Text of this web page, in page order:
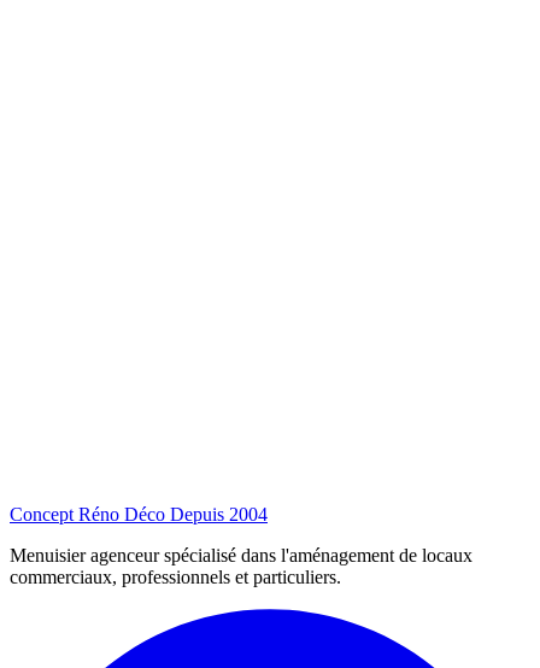
Concept Réno Déco Depuis 2004
Menuisier agenceur spécialisé dans l'aménagement de locaux
commerciaux, professionnels et particuliers.